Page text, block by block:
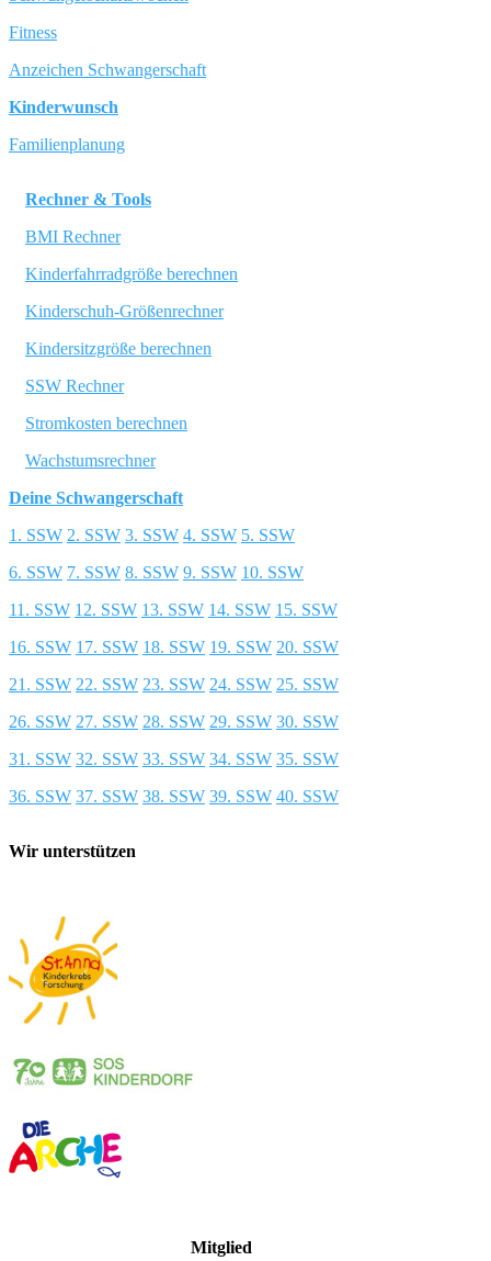
Fitness
Anzeichen Schwangerschaft
Kinderwunsch
Familienplanung
Rechner & Tools
BMI Rechner
Kinderfahrradgröße berechnen
Kinderschuh-Größenrechner
Kindersitzgröße berechnen
SSW Rechner
Stromkosten berechnen
Wachstumsrechner
Deine Schwangerschaft
1. SSW 2. SSW 3. SSW 4. SSW 5. SSW
6. SSW 7. SSW 8. SSW 9. SSW 10. SSW
11. SSW 12. SSW 13. SSW 14. SSW 15. SSW
16. SSW 17. SSW 18. SSW 19. SSW 20. SSW
21. SSW 22. SSW 23. SSW 24. SSW 25. SSW
26. SSW 27. SSW 28. SSW 29. SSW 30. SSW
31. SSW 32. SSW 33. SSW 34. SSW 35. SSW
36. SSW 37. SSW 38. SSW 39. SSW 40. SSW
Wir unterstützen
Mitglied